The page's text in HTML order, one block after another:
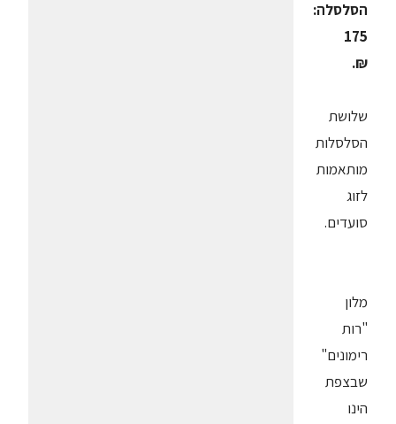
הסלסלה:
175
₪.
שלושת
הסלסלות
מותאמות
לזוג
סועדים.
מלון
"רות
רימונים"
שבצפת
הינו